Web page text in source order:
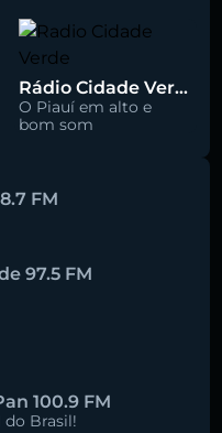
Rádio Cidade Verde 93.5 FM
O Piauí em alto e
bom som
FM
97.5 FM
100.9 FM
do Brasil!